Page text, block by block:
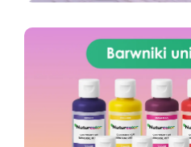
naczynia, aby uzyskać
powstawania
Wlewanie: Wlej silikon
pozwalając
formę bez
(opcjonalnie): Dla
zaleca się użycie
Utwardzanie: Przy 25